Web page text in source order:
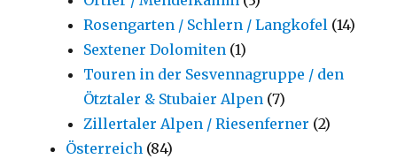
Rosengarten / Schlern / Langkofel (14)
Sextener Dolomiten (1)
Touren in der Sesvennagruppe / den
Ötztaler & Stubaier Alpen (7)
Zillertaler Alpen / Riesenferner (2)
Österreich (84)